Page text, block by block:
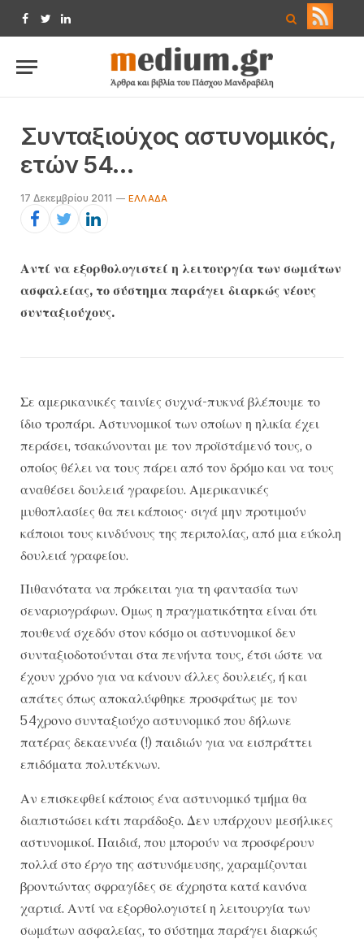
Facebook
TwitterLinkedIn
Συνταξιούχος αστυνομικός,
ετών 54…
17 Δεκεμβρίου 2011 ΕΛΛΆΔΑ
Αντί να εξορθολογιστεί η λειτουργία των σωμάτων
ασφαλείας, το σύστημα παράγει διαρκώς νέους
συνταξιούχους.
Σε αμερικανικές ταινίες συχνά-πυκνά βλέπουμε το
ίδιο τροπάρι. Αστυνομικοί των οποίων η ηλικία έχει
περάσει, τσακώνονται με τον προϊστάμενό τους, ο
οποίος θέλει να τους πάρει από τον δρόμο και να τους
αναθέσει δουλειά γραφείου. Αμερικανικές
μυθοπλασίες θα πει κάποιος· σιγά μην προτιμούν
κάποιοι τους κινδύνους της περιπολίας, από μια εύκολη
δουλειά γραφείου.
Πιθανότατα να πρόκειται για τη φαντασία των
σεναριογράφων. Ομως η πραγματικότητα είναι ότι
πουθενά σχεδόν στον κόσμο οι αστυνομικοί δεν
συνταξιοδοτούνται στα πενήντα τους, έτσι ώστε να
έχουν χρόνο για να κάνουν άλλες δουλειές, ή και
απάτες όπως αποκαλύφθηκε προσφάτως με τον
54χρονο συνταξιούχο αστυνομικό που δήλωνε
πατέρας δεκαεννέα (!) παιδιών για να εισπράττει
επιδόματα πολυτέκνων.
Αν επισκεφθεί κάποιος ένα αστυνομικό τμήμα θα
διαπιστώσει κάτι παράδοξο. Δεν υπάρχουν μεσήλικες
αστυνομικοί. Παιδιά, που μπορούν να προσφέρουν
πολλά στο έργο της αστυνόμευσης, χαραμίζονται
βροντώντας σφραγίδες σε άχρηστα κατά κανόνα
χαρτιά. Αντί να εξορθολογιστεί η λειτουργία των
σωμάτων ασφαλείας, το σύστημα παράγει διαρκώς